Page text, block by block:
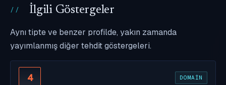
İlgili Göstergeler
Aynı tipte ve benzer profilde, yakın zamanda
yayımlanmış diğer tehdit göstergeleri.
4 DOMAIN